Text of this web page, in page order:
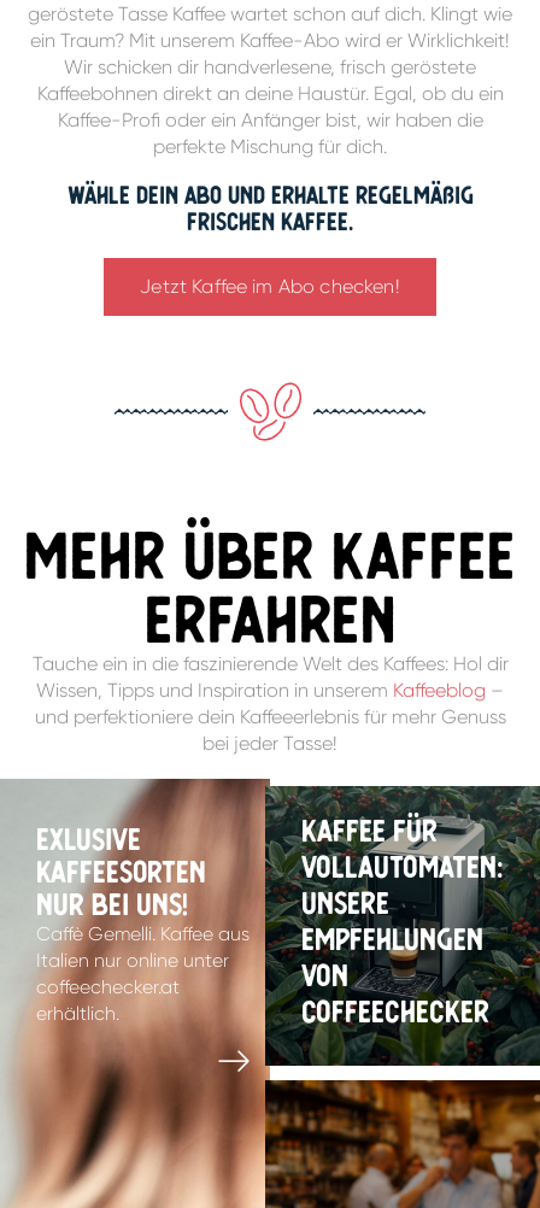
geröstete Tasse Kaffee wartet schon auf dich. Klingt wie
ein Traum? Mit unserem Kaffee-Abo wird er Wirklichkeit!
Wir schicken dir handverlesene, frisch geröstete
Kaffeebohnen direkt an deine Haustür. Egal, ob du ein
Kaffee-Profi oder ein Anfänger bist, wir haben die
perfekte Mischung für dich.
Wähle dein Abo und erhalte regelmäßig
frischen Kaffee.
Jetzt Kaffee im Abo checken!
Mehr über Kaffee
erfahren
Tauche ein in die faszinierende Welt des Kaffees: Hol dir
Wissen, Tipps und Inspiration in unserem Kaffeeblog –
und perfektioniere dein Kaffeeerlebnis für mehr Genuss
bei jeder Tasse!
EXLUSIVE
Kaffeesorten
nur bei uns!
Caffè Gemelli. Kaffee aus
Italien nur online unter
coffeechecker.at
erhältlich.
Kaffee für
Vollautomaten:
Unsere
Empfehlungen
von
Coffeechecker